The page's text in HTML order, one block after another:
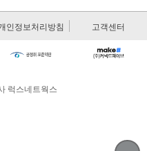
인정보처리방침 고객센터
럭스네트웍스